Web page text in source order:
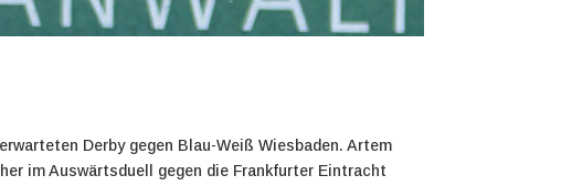
Derby gegen Blau-Weiß Wiesbaden. Artem
im Auswärtsduell gegen die Frankfurter Eintracht